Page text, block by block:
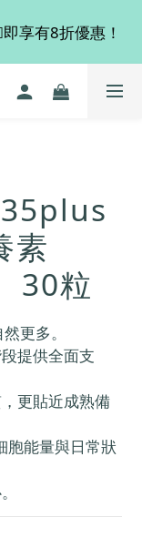
件更抵！
享有8折優惠！
購服務，於9月
更抵！
素
30粒
更多。
提供全面支
更貼近成熟備
胞能量與日常狀